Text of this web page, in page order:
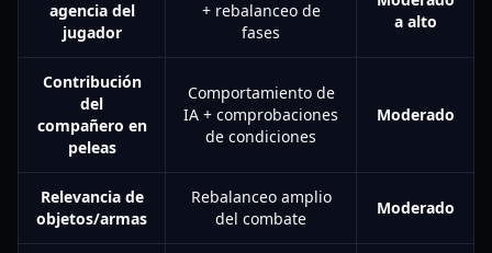
agencia del
jugador
+ rebalanceo de
fases
a alto
Contribución
del
compañero en
peleas
Comportamiento de
IA + comprobaciones
de condiciones
Moderado
Relevancia de
objetos/armas
Rebalanceo amplio
del combate
Moderado